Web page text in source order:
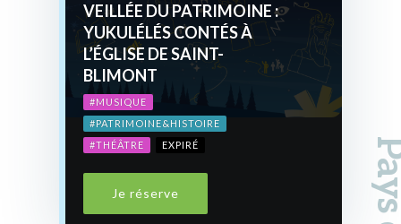
VEILLÉE DU PATRIMOINE :
YUKULÉLÉS CONTÉS À
L’ÉGLISE DE SAINT-
BLIMONT
#MUSIQUE
#PATRIMOINE&HISTOIRE
#THÉÂTRE
EXPIRÉ
Je réserve